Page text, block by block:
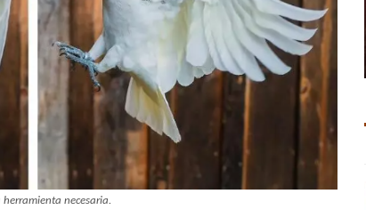
necesaria.